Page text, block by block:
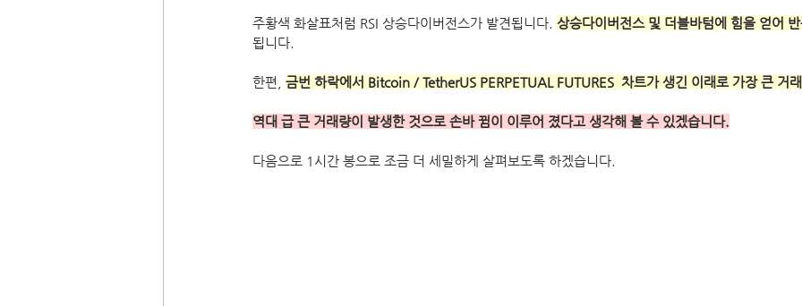
주황색 화살표처럼 RSI 상승다이버전스가 발견됩니다. 상승다이버전스 및 더블바텀에 힘을 얻어
됩니다.
한편, 금번 하락에서 Bitcoin / TetherUS PERPETUAL FUTURES  차트가 생긴 이래로 가장 큰 거
역대 급 큰 거래량이 발생한 것으로 손바 뀜이 이루어 졌다고 생각해 볼 수 있겠습니다.
다음으로 1시간 봉으로 조금 더 세밀하게 살펴보도록 하겠습니다.